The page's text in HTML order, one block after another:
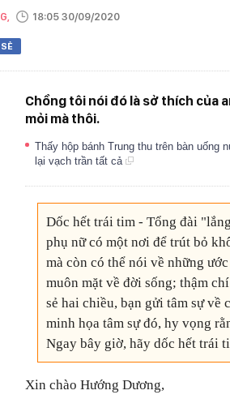
18:05 30/09/2020
Chồng tôi nói đó là sở thích của
mỏi mà thôi.
Thấy hộp bánh Trung thu trên bàn uống
lại vạch trần tất cả
Dốc hết trái tim - Tổng đài
phụ nữ có một nơi để trút bỏ
mà còn có thể nói về những
muôn mặt về đời sống; thậm
sẻ hai chiều, bạn gửi tâm sự
minh họa tâm sự đó, hy vọng
Ngay bây giờ, hãy dốc hết trái
Xin chào Hướng Dương,